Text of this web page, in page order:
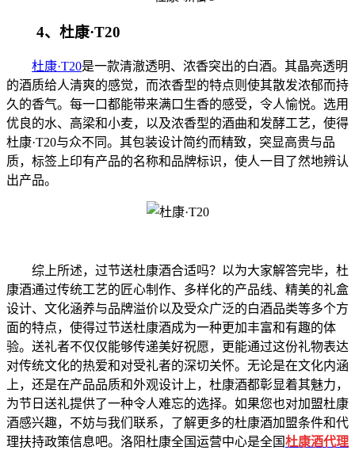
4、杜康·T20
杜康·T20是一款清澈透明、浓香突出的白酒。其晶亮透明
的酒质给人清爽的感觉，而浓香型的特点则使其散发浓郁而持
久的香气。每一口都能带来满口生香的感受，令人愉悦。选用
优良的水、高梁和小麦，以及浓香型的酒曲和发酵工艺，使得
杜康·T20与众不同。其包装设计简约而精致，突显高贵与品
质，标签上印有产品的名称和品牌标识，使人一目了然地辨认
出产品。
综上所述，过节送杜康酒合适吗？以为大家解答完毕，杜
康酒通过传统工艺的匠心制作、多样化的产品线、精美的礼盒
设计、文化涵养与品牌溢价以及受众广泛的白酒品类等多个方
面的特点，使得过节送杜康酒成为一种更加丰富和有趣的体
验。送礼者不仅仅能够传递美好祝愿，更能通过这份礼物表达
对传统文化的热爱和对受礼者的深切关怀。无论是在文化内涵
上，还是在产品品质和外观设计上，杜康酒都彰显着其魅力，
为节日送礼提供了一种令人难忘的选择。如果您也对加盟杜康
酒感兴趣，不妨与我们联系，了解更多的杜康酒加盟条件和代
理扶持政策信息吧。洛阳杜康全国运营中心是全国杜康酒代理